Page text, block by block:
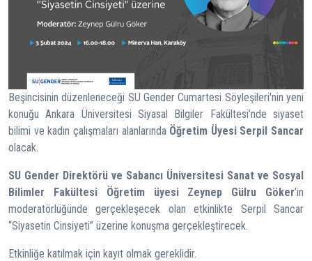
Beşincisinin düzenleneceği SU Gender Cumartesi Söyleşileri'nin yeni
konuğu Ankara Üniversitesi Siyasal Bilgiler Fakültesi’nde siyaset
bilimi ve kadın çalışmaları alanlarında Öğretim Üyesi Serpil Sancar
olacak.
SU Gender Direktörü ve Sabancı Üniversitesi Sanat ve Sosyal
Bilimler Fakültesi Öğretim üyesi Zeynep Gülru Göker’in
moderatörlüğünde gerçekleşecek olan etkinlikte Serpil Sancar
“Siyasetin Cinsiyeti” üzerine konuşma gerçekleştirecek.
Etkinliğe katılmak için kayıt olmak gereklidir.